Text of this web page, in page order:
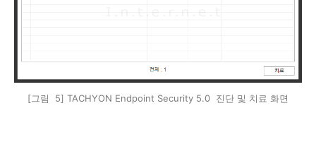
[그림 5] TACHYON Endpoint Security 5.0 진단 및 치료 화면